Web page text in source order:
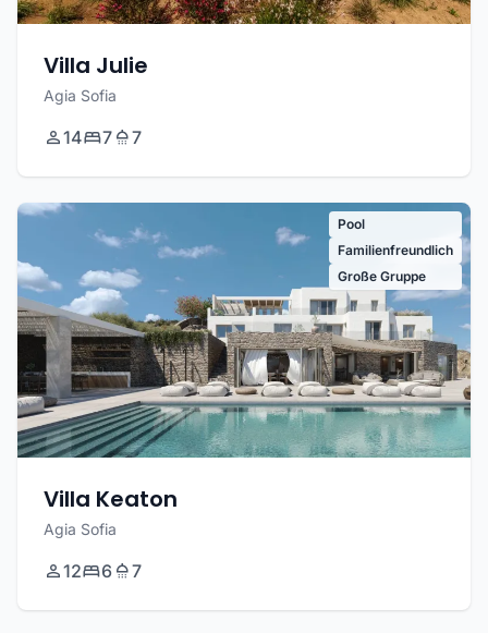
Villa Julie
Agia Sofia
14 7 7
Pool
Familienfreundlich
Große Gruppe
Villa Keaton
Agia Sofia
12 6 7